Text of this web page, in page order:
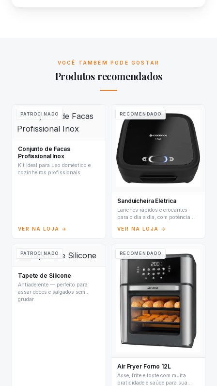
VOCÊ TAMBÉM PODE GOSTAR
Produtos recomendados
PATROCINADO
Conjunto de Facas
Profissional Inox
Kit ideal para uso doméstico e
cozinheiros profissionais.
VER NA LOJA →
RECOMENDADO
Sanduicheira Elétrica
Lanches rápidos e crocantes
para o dia a dia, com potência
VER NA LOJA →
PATROCINADO
Tapete de Silicone
Antiaderente — perfeito para
assar doces e salgados sem
grudar.
RECOMENDADO
Air Fryer Forno 12L
Asse, frite e toste com muita
praticidade e saúde para sua